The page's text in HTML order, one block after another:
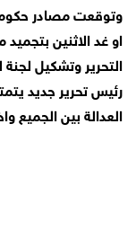
وتوقعت مصادر
او غد الاثنين
التحرير وتشكيل
رئيس تحرير جديد
العدالة بين الجميع